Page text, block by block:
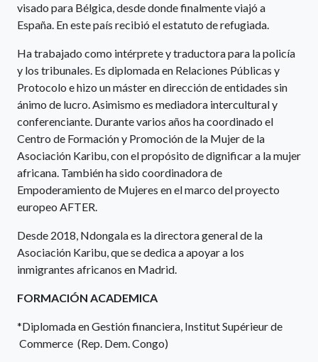
visado para Bélgica, desde donde finalmente viajó a
España. En este país recibió el estatuto de refugiada.
Ha trabajado como intérprete y traductora para la policía
y los tribunales. Es diplomada en Relaciones Públicas y
Protocolo e hizo un máster en dirección de entidades sin
ánimo de lucro. Asimismo es mediadora intercultural y
conferenciante. Durante varios años ha coordinado el
Centro de Formación y Promoción de la Mujer de la
Asociación Karibu, con el propósito de dignificar a la mujer
africana. También ha sido coordinadora de
Empoderamiento de Mujeres en el marco del proyecto
europeo AFTER.
Desde 2018, Ndongala es la directora general de la
Asociación Karibu, que se dedica a apoyar a los
inmigrantes africanos en Madrid.
FORMACIÓN ACADEMICA
*Diplomada en Gestión financiera, Institut Supérieur de
Commerce (Rep. Dem. Congo)